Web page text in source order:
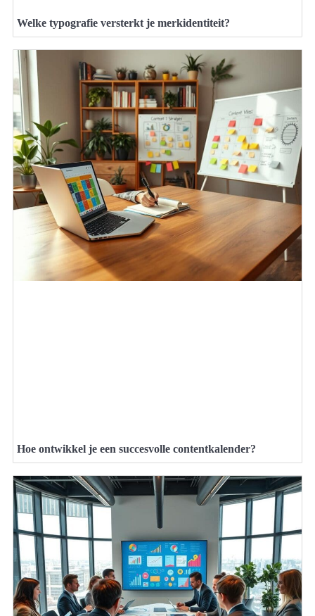
Welke typografie versterkt je merkidentiteit?
Hoe ontwikkel je een succesvolle contentkalender?